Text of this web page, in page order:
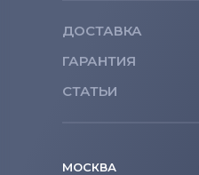
ДОСТАВКА
ГАРАНТИЯ
СТАТЬИ
МОСКВА